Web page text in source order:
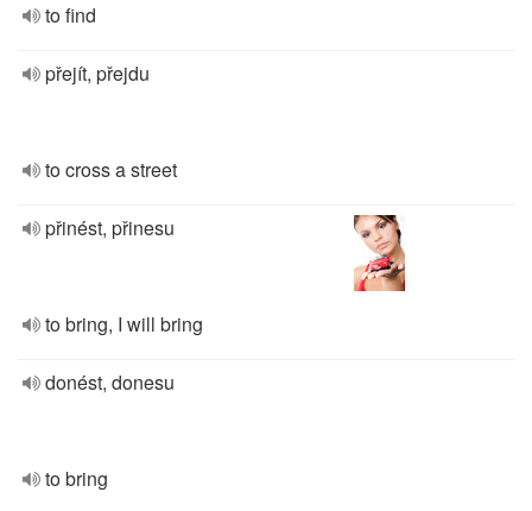
to find
přejít, přejdu
to cross a street
přinést, přinesu
to bring, I will bring
donést, donesu
to bring